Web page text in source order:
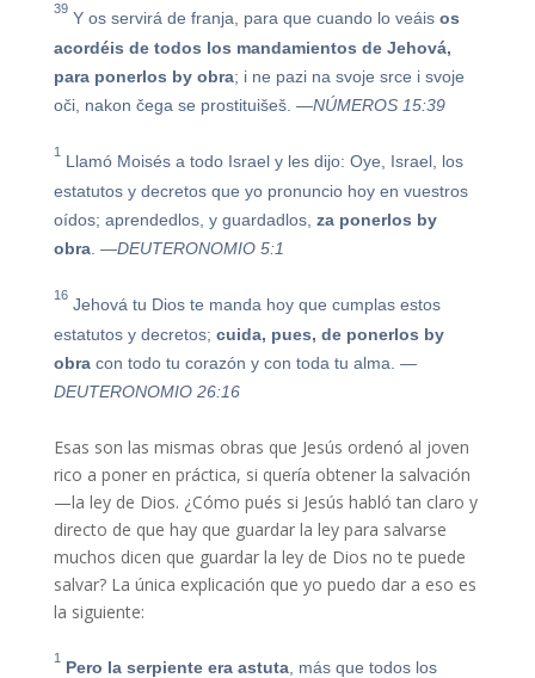
39 Y os servirá de franja, para que cuando lo veáis os
acordéis de todos los mandamientos de Jehová,
para ponerlos by obra; i ne pazi na svoje srce i svoje
oči, nakon čega se prostituišeš. —NÚMEROS 15:39
1 Llamó Moisés a todo Israel y les dijo: Oye, Israel, los
estatutos y decretos que yo pronuncio hoy en vuestros
oídos; aprendedlos, y guardadlos, za ponerlos by
obra. —DEUTERONOMIO 5:1
16Jehová tu Dios te manda hoy que cumplas estos
estatutos y decretos; cuida, pues, de ponerlos by
obracon todo tu corazón y con toda tu alma. —
DEUTERONOMIO 26:16
Esas son las mismas obras que Jesús ordenó al joven
rico a poner en práctica, si quería obtener la salvación
—la ley de Dios. ¿Cómo pués si Jesús habló tan claro y
directo de que hay que guardar la ley para salvarse
muchos dicen que guardar la ley de Dios no te puede
salvar? La única explicación que yo puedo dar a eso es
la siguiente:
1 Pero la serpiente era astuta, más que todos los